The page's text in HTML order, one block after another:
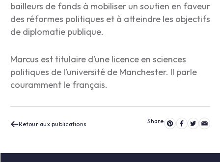
bailleurs de fonds à mobiliser un soutien en faveur
des réformes politiques et à atteindre les objectifs
de diplomatie publique.
Marcus est titulaire d’une licence en sciences
politiques de l’université de Manchester. Il parle
couramment le français.
Retour aux publications